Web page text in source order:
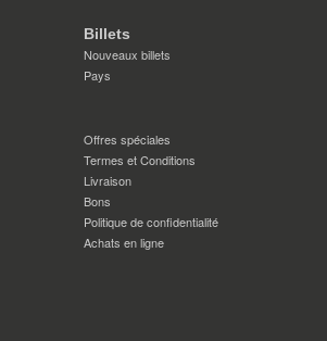
Billets
Nouveaux billets
Pays
Offres spéciales
Termes et Conditions
Livraison
Bons
Politique de confidentialité
Achats en ligne